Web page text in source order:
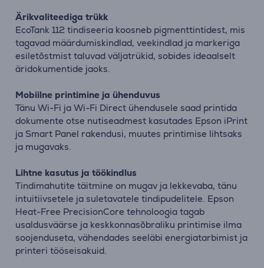
Ärikvaliteediga trükk
EcoTank 112 tindiseeria koosneb pigmenttintidest, mis
tagavad määrdumiskindlad, veekindlad ja markeriga
esiletõstmist taluvad väljatrükid, sobides ideaalselt
äridokumentide jaoks.
Mobiilne printimine ja ühenduvus
Tänu Wi-Fi ja Wi-Fi Direct ühendusele saad printida
dokumente otse nutiseadmest kasutades Epson iPrint
ja Smart Panel rakendusi, muutes printimise lihtsaks
ja mugavaks.
Lihtne kasutus ja töökindlus
Tindimahutite täitmine on mugav ja lekkevaba, tänu
intuitiivsetele ja suletavatele tindipudelitele. Epson
Heat-Free PrecisionCore tehnoloogia tagab
usaldusväärse ja keskkonnasõbraliku printimise ilma
soojenduseta, vähendades seeläbi energiatarbimist ja
printeri tööseisakuid.